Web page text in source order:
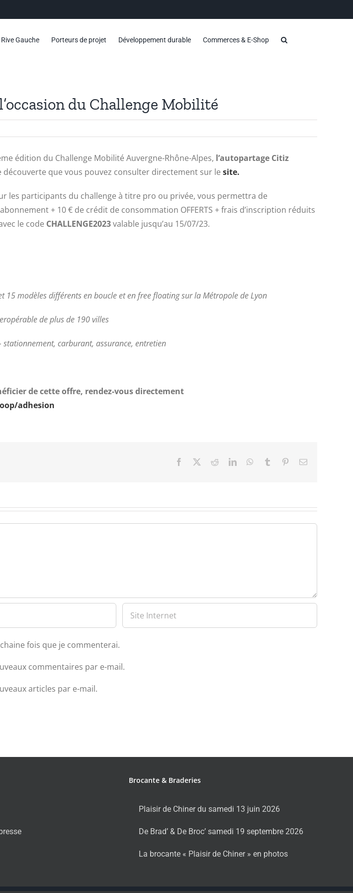
Gauche Porteurs de projet Développement durable Commerces & E-Shop
du Challenge Mobilité
édition du Challenge Mobilité Auvergne-Rhône-Alpes, l’autopartage Citiz
que vous pouvez consulter directement sur le site.
les participants du challenge à titre pro ou privée, vous permettra de
+ 10 € de crédit de consommation OFFERTS + frais d’inscription réduits
le code CHALLENGE2023valable jusqu’au 15/07/23.
15 modèles différents en boucle et en free floating sur la Métropole de Lyon
de plus de 190 villes
stationnement, carburant, assurance, entretien
de cette offre, rendez-vous directement
adhesion
Facebook RedditLinkedInWhatsApp
Tumblr PinterestEmail
fois que je commenterai.
commentaires par e-mail.
articles par e-mail.
Brocante & Braderies
Plaisir de Chiner du samedi 13 juin 2026
De Brad’ & De Broc’ samedi 19 septembre 2026
La brocante « Plaisir de Chiner » en photos